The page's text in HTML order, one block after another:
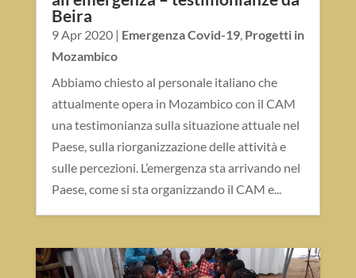
Beira
9 Apr 2020| Emergenza Covid-19, Progetti in
Mozambico
Abbiamo chiesto al personale italiano che
attualmente opera in Mozambico con il CAM
una testimonianza sulla situazione attuale nel
Paese, sulla riorganizzazione delle attività e
sulle percezioni. L’emergenza sta arrivando nel
Paese, come si sta organizzando il CAM e...